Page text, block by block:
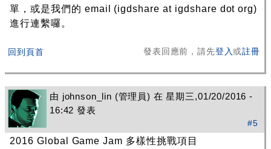
單，或是我們的 email (igdshare at igdshare dot org)
進行連繫囉。
回到頁首 發表回應前，請先登入或註冊
由 johnson_lin (管理員) 在 星期三,01/20/2016 -
16:42 發表
#5
2016 Global Game Jam 多樣性挑戰項目